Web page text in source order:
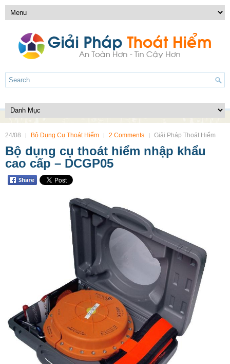
24/08 Bộ Dụng Cụ Thoát Hiểm 2 Comments Giải Pháp Thoát Hiểm
Bộ dụng cụ thoát hiểm nhập khẩu
cao cấp – DCGP05